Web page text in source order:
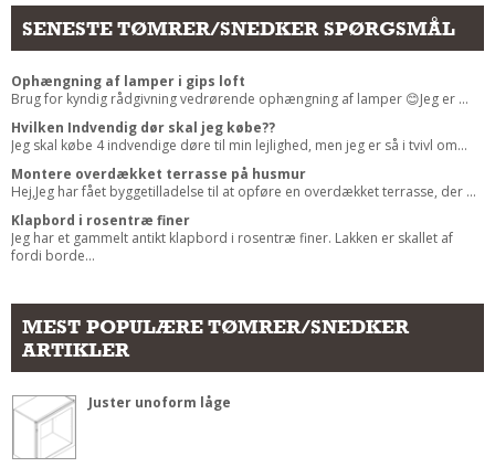
SENESTE TØMRER/SNEDKER SPØRGSMÅL
Ophængning af lamper i gips loft
Brug for kyndig rådgivning vedrørende ophængning af lamper 😊Jeg er ...
Hvilken Indvendig dør skal jeg købe??
Jeg skal købe 4 indvendige døre til min lejlighed, men jeg er så i tvivl om...
Montere overdækket terrasse på husmur
Hej,Jeg har fået byggetilladelse til at opføre en overdækket terrasse, der ...
Klapbord i rosentræ finer
Jeg har et gammelt antikt klapbord i rosentræ finer. Lakken er skallet af
fordi borde...
MEST POPULÆRE TØMRER/SNEDKER
ARTIKLER
Juster unoform låge